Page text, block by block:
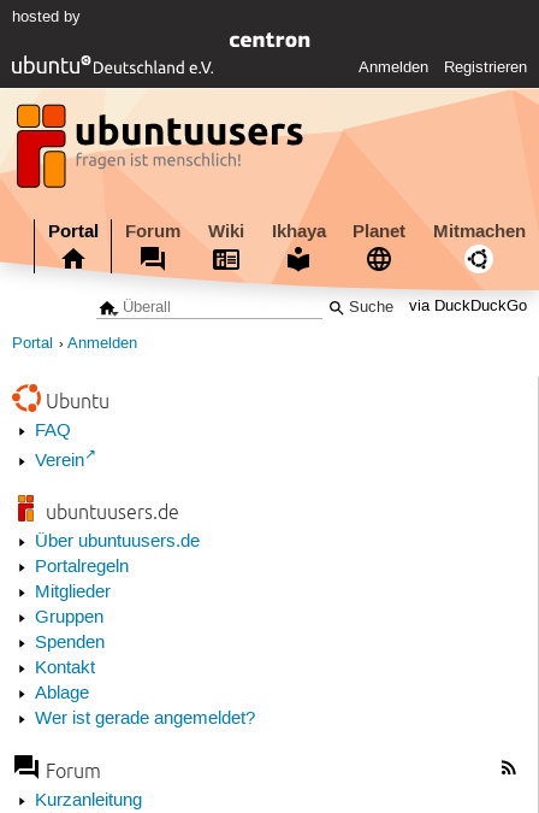
hosted by
Anmelden Registrieren
Portal Forum Wiki Ikhaya Planet Mitmachen
via DuckDuckGo
Portal Anmelden
Ubuntu
FAQ
Verein
ubuntuusers.de
Über ubuntuusers.de
Portalregeln
Mitglieder
Gruppen
Spenden
Kontakt
Ablage
Wer ist gerade angemeldet?
Forum
Kurzanleitung